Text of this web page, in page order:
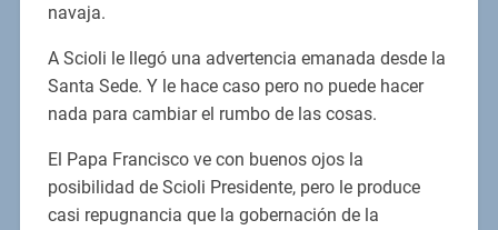
navaja.
A Scioli le llegó una advertencia emanada desde la
Santa Sede. Y le hace caso pero no puede hacer
nada para cambiar el rumbo de las cosas.
El Papa Francisco ve con buenos ojos la
posibilidad de Scioli Presidente, pero le produce
casi repugnancia que la gobernación de la